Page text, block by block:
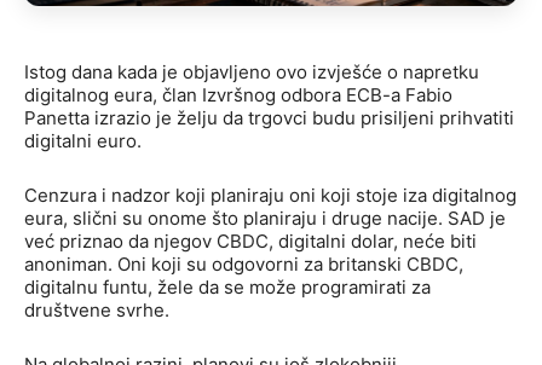
Istog dana kada je objavljeno ovo izvješće o napretku
digitalnog eura, član Izvršnog odbora ECB-a Fabio
Panetta izrazio je želju da trgovci budu prisiljeni prihvatiti
digitalni euro.
Cenzura i nadzor koji planiraju oni koji stoje iza digitalnog
eura, slični su onome što planiraju i druge nacije. SAD je
već priznao da njegov CBDC, digitalni dolar, neće biti
anoniman. Oni koji su odgovorni za britanski CBDC,
digitalnu funtu, žele da se može programirati za
društvene svrhe.